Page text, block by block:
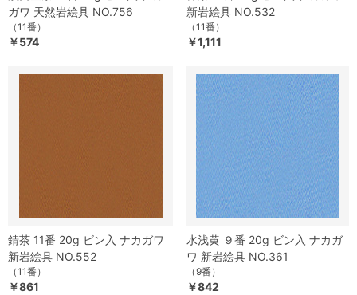
ガワ 天然岩絵具 NO.756
（11番）
￥574
新岩絵具 NO.532
（11番）
￥1,111
錆茶 11番 20g ビン入 ナカガワ
新岩絵具 NO.552
（11番）
￥861
水浅黄 ９番 20g ビン入 ナカガ
ワ 新岩絵具 NO.361
（9番）
￥842